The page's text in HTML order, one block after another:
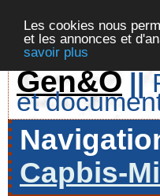
Les cookies nous
et les annonces et
savoir plus
Gen&O ||
et
Capbis-